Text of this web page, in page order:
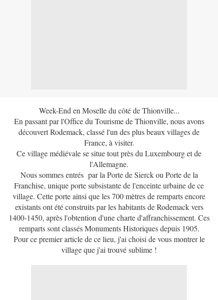
Week-End en Moselle du côté de Thionville...
En passant par l'Office du Tourisme de Thionville, nous avons
découvert Rodemack, classé l'un des plus beaux villages de
France, à visiter.
Ce village médiévale se situe tout près du Luxembourg et de
l'Allemagne.
Nous sommes entrés par la Porte de Sierck ou Porte de la
Franchise, unique porte subsistante de l'enceinte urbaine de ce
village. Cette porte ainsi que les 700 mètres de remparts encore
existants ont été construits par les habitants de Rodemack vers
1400-1450, après l'obtention d'une charte d'affranchissement. Ces
remparts sont classés Monuments Historiques depuis 1905.
Pour ce premier article de ce lieu, j'ai choisi de vous montrer le
village que j'ai trouvé sublime !